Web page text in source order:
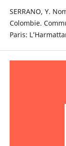
SERRANO, Y.
Colombie.
Paris: